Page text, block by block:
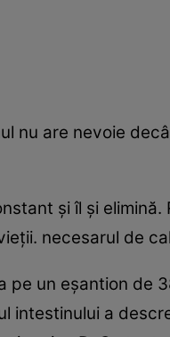
nu are nevoie
şi îl şi
necesarul de
pe un eşantion
intestinului a